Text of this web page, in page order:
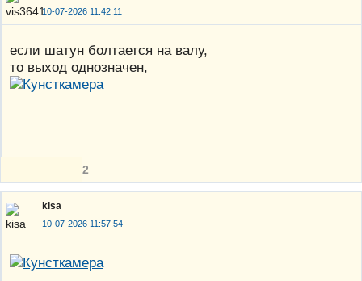
10-07-2026 11:42:11
если шатун болтается на валу,
то выход однозначен,
2
kisa
10-07-2026 11:57:54